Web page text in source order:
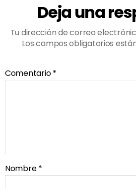
Deja una
Tu dirección de correo
Los campos obligatorios
Comentario*
Nombre*